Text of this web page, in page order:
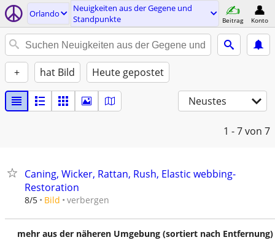
Orlando
Neuigkeiten aus der Gegene und
Standpunkte
Beitrag Konto
+ hat Bild Heute gepostet
Neustes
1 - 7von 7
Caning, Wicker, Rattan, Rush, Elastic webbing-
Restoration
8/5 Bild verbergen
mehr aus der näheren Umgebung (sortiert nach Entfernung)